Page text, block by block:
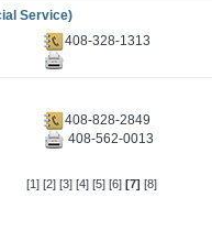
Service)
408-328-1313
408-828-2849
408-562-0013
[1] [2] [3] [4] [5] [6] [7] [8]